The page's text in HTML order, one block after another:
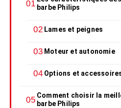
barbe Philips
Lames et peignes
Moteur et autonomie
Options et
Comment choisir la
barbe Philips